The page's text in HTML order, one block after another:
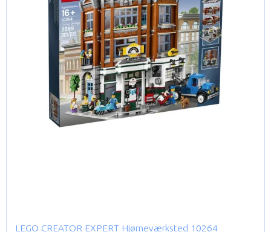
LEGO CREATOR EXPERT Hjørneværksted 10264